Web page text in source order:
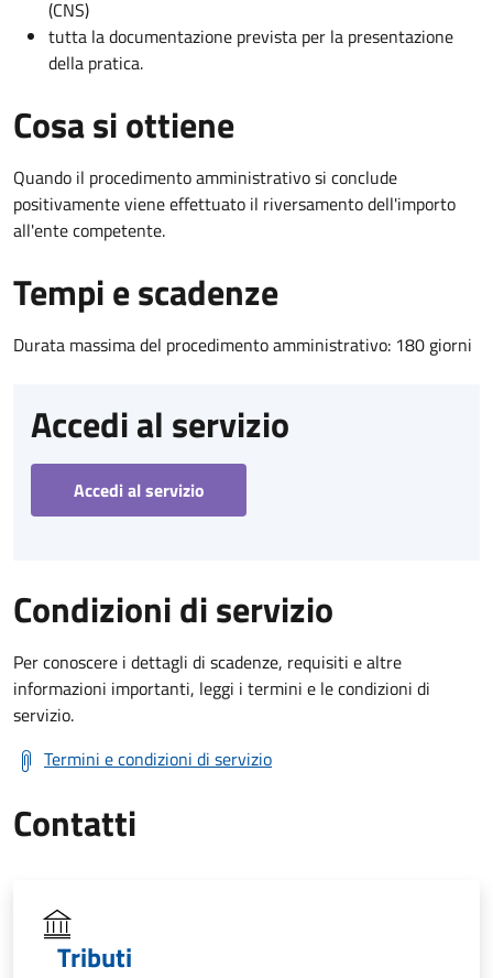
(CNS)
tutta la documentazione prevista per la presentazione
della pratica.
Cosa si ottiene
Quando il procedimento amministrativo si conclude
positivamente viene effettuato il riversamento dell'importo
all'ente competente.
Tempi e scadenze
Durata massima del procedimento amministrativo: 180 giorni
Accedi al servizio
Accedi al servizio
Condizioni di servizio
Per conoscere i dettagli di scadenze, requisiti e altre
informazioni importanti, leggi i termini e le condizioni di
servizio.
Termini e condizioni di servizio
Contatti
Tributi